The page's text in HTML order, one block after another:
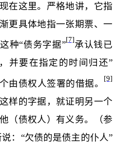
在这里。严格地讲，它指
更具体地指一张期票、一
这种“债务字据”[7]承认钱已
并要在指定的时间归还”
由债权人签署的借据。 [9]
样的字据，就证明另一个
（债权人）有义务。（参
：“欠债的是债主的仆人”